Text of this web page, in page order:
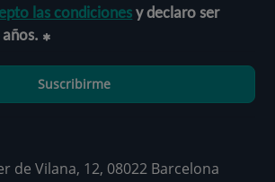
las condicionesy declaro ser
Suscribirme
de Vilana, 12, 08022 Barcelona